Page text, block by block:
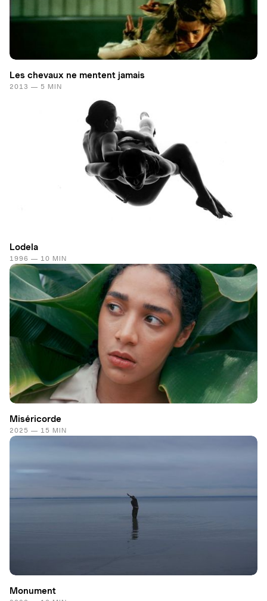
Les chevaux ne mentent jamais
2013 — 5 MIN
Lodela
1996 — 10 MIN
Miséricorde
2025 — 15 MIN
Monument